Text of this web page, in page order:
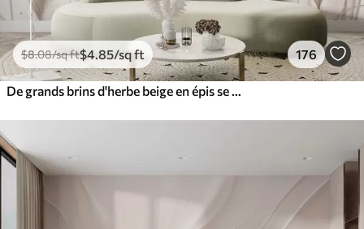
$8.08/sq ft$4 .85/sq ft 176